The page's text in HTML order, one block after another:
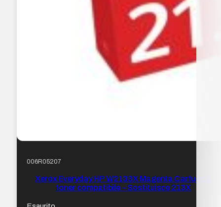
006R05207
Xerox Everyday HP W2133X Magenta Cartuccia
toner compatibile – Sostituisce 213X